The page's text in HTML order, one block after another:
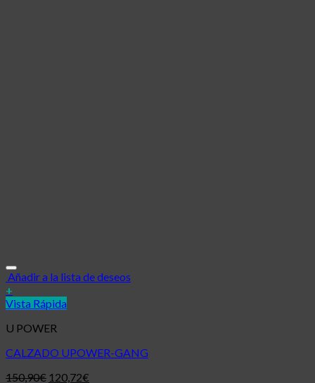
Añadir a la lista de deseos
+
Vista Rápida
U POWER
CALZADO UPOWER-GANG
150,90€ 120,72€